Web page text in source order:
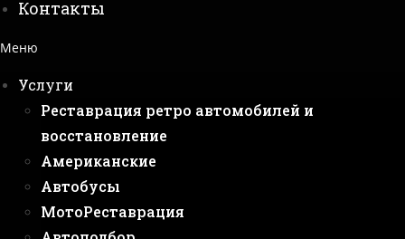
Контакты
Меню
Услуги
Реставрация ретро автомобилей и
восстановление
Американские
Автобусы
МотоРеставрация